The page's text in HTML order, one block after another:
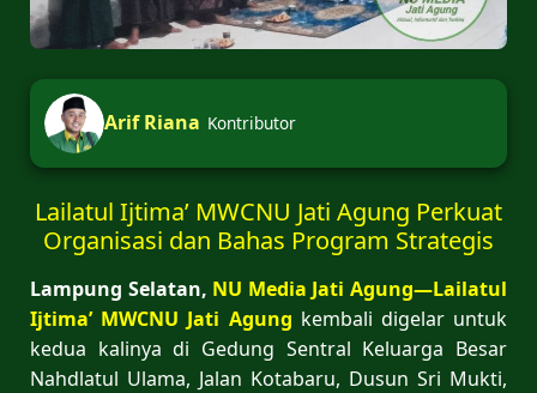
Arif Riana Kontributor
Lailatul Ijtima’ MWCNU Jati Agung Perkuat
Organisasi dan Bahas Program Strategis
Lampung Selatan, NU Media Jati Agung—Lailatul
Ijtima’ MWCNU Jati Agung kembali digelar untuk
kedua kalinya di Gedung Sentral Keluarga Besar
Nahdlatul Ulama, Jalan Kotabaru, Dusun Sri Mukti,